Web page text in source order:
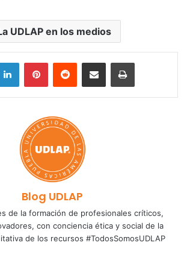
UDLAP en los medios
LinkedInPinterestReddit Share via Email Print
Blog UDLAP
de la formación de profesionales críticos,
con conciencia ética y social de la
de los recursos #TodosSomosUDLAP